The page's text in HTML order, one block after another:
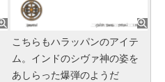
こちらもハラッパンのアイテ
ム。インドのシヴァ神の姿を
あしらった爆弾のようだ